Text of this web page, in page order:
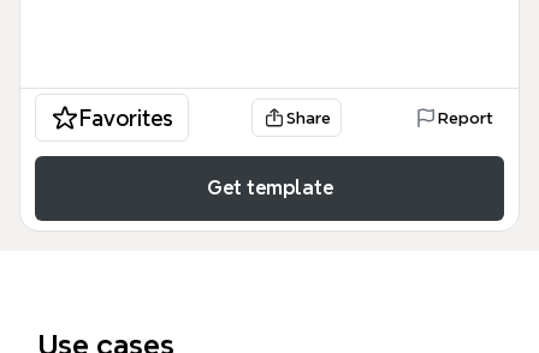
Favorites Share Report
Get template
Use cases